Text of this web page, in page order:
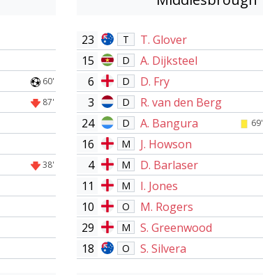
60'
87'
38'
23 T
T. Glover
15
D A. Dijksteel
6 D
D. Fry
3
D
R. van den Berg
24
D A. Bangura 69'
16 M J. Howson
4 M
D. Barlaser
11
M
I. Jones
10
O M. Rogers
29 M S. Greenwood
18 O S. Silvera